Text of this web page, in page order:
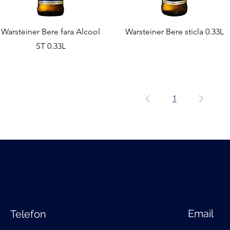
Warsteiner Bere fara Alcool
ST 0.33L
Warsteiner Bere sticla 0.33L
1
Telefon Email